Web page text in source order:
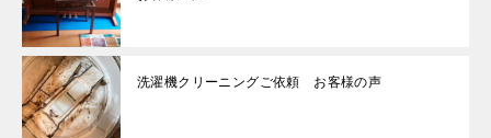
洗濯機クリーニングご依頼 お客様の声